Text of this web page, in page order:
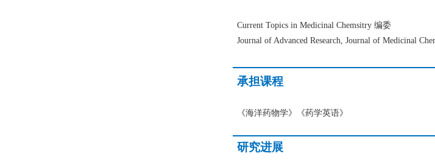
Current Topics in Medicinal Chemsitry 编委
Journal of Advanced Research, Journal of Medicinal
承担课程
《海洋药物学》《药学英语》
研究进展